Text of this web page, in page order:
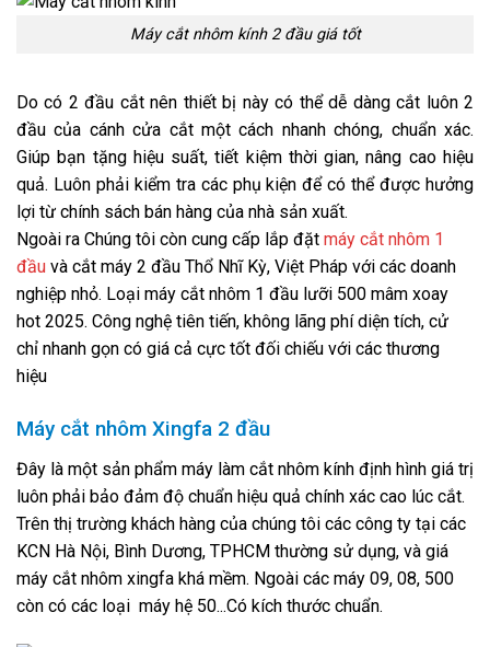
Máy cắt nhôm kính 2 đầu giá tốt
Do có 2 đầu cắt nên thiết bị này có thể dễ dàng cắt luôn 2
đầu của cánh cửa cắt một cách nhanh chóng, chuẩn xác.
Giúp bạn tặng hiệu suất, tiết kiệm thời gian, nâng cao hiệu
quả. Luôn phải kiểm tra các phụ kiện để có thể được hưởng
lợi từ chính sách bán hàng của nhà sản xuất.
Ngoài ra Chúng tôi còn cung cấp lắp đặt máy cắt nhôm 1
đầu và cắt máy 2 đầu Thổ Nhĩ Kỳ, Việt Pháp với các doanh
nghiệp nhỏ. Loại máy cắt nhôm 1 đầu lưỡi 500 mâm xoay
hot 2025. Công nghệ tiên tiến, không lãng phí diện tích, cử
chỉ nhanh gọn có giá cả cực tốt đối chiếu với các thương
hiệu
Máy cắt nhôm Xingfa 2 đầu
Đây là một sản phẩm máy làm cắt nhôm kính định hình giá trị
luôn phải bảo đảm độ chuẩn hiệu quả chính xác cao lúc cắt.
Trên thị trường khách hàng của chúng tôi các công ty tại các
KCN Hà Nội, Bình Dương, TPHCM thường sử dụng, và giá
máy cắt nhôm xingfa khá mềm. Ngoài các máy 09, 08, 500
còn có các loại máy hệ 50...Có kích thước chuẩn.